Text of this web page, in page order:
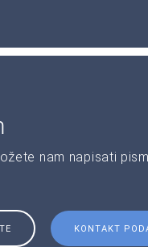
nam napisati
KONTAKT